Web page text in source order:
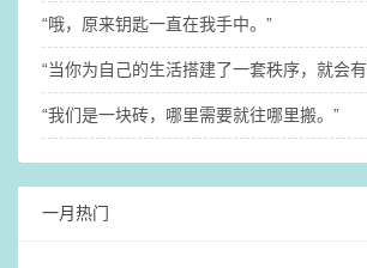
“哦，原来钥匙一直在我手中。”
“当你为自己的生活搭建了一套秩序，就会
“我们是一块砖，哪里需要就往哪里搬。”
一月热门